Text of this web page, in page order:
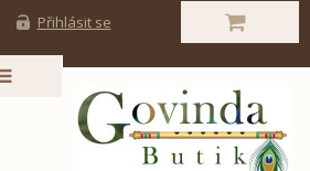
Přihlásit se